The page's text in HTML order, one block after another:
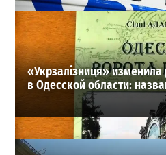
29-07-2026 в 19:28
ВИБОР РЕДАКЦИИ
«Укрзалізниця»
в Одесской области: